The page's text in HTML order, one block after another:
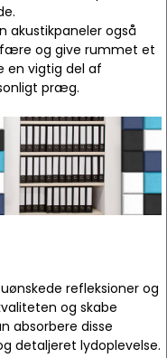
akustikpaneler også
og give rummet et
en vigtig del af
præg.
refleksioner og
og skabe
absorbere disse
detaljeret lydoplevelse.